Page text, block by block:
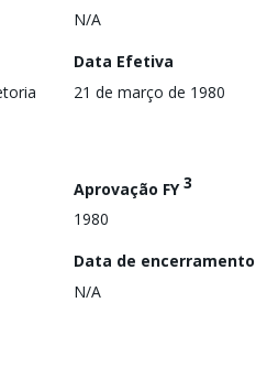
N/A
Data Efetiva
21 de março de 1980
Aprovação FY3
1980
Data de encerramento
N/A